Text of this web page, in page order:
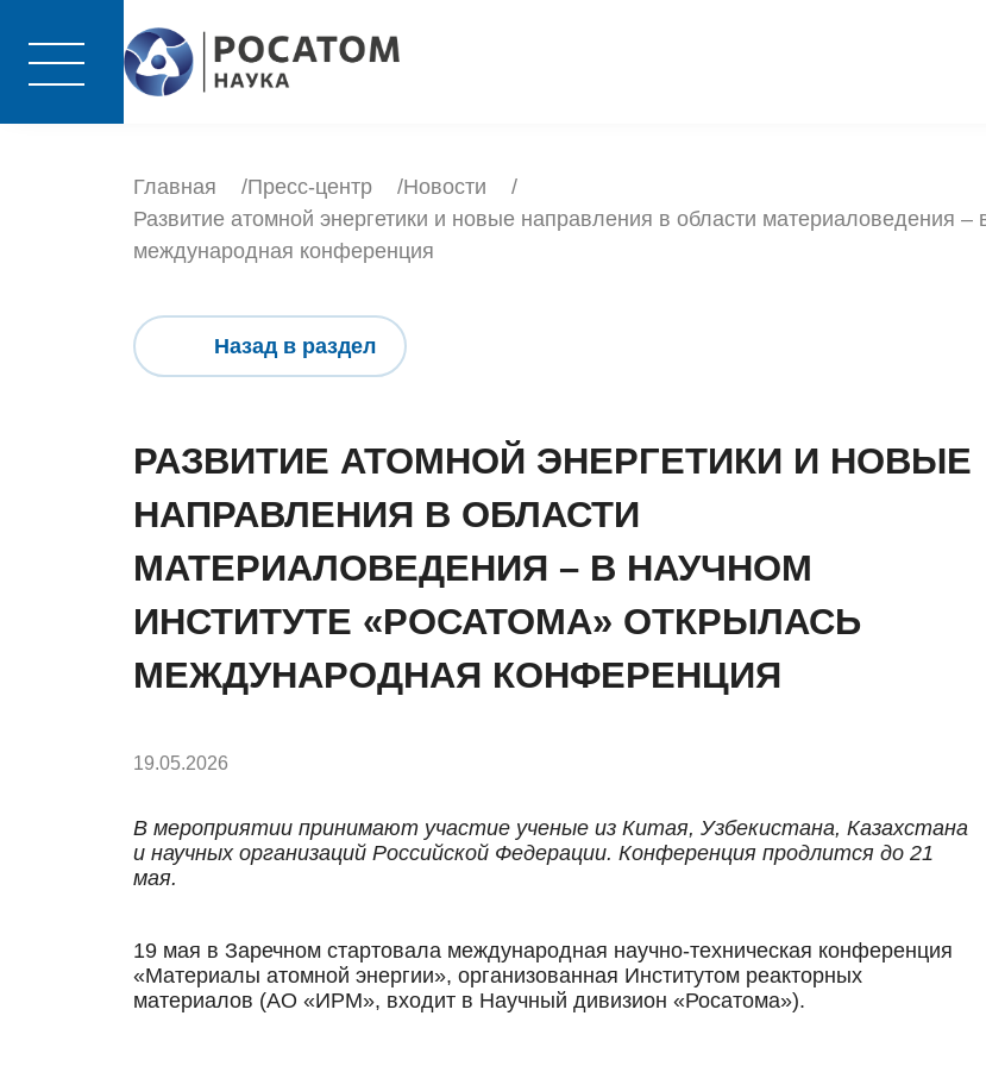
Главная Пресс-центр
Новости
Развитие атомной энергетики и новые направления в области материаловедения –
международная конференция
Назад в раздел
РАЗВИТИЕ АТОМНОЙ ЭНЕРГЕТИКИ И НОВЫЕ
НАПРАВЛЕНИЯ В ОБЛАСТИ
МАТЕРИАЛОВЕДЕНИЯ – В НАУЧНОМ
ИНСТИТУТЕ «РОСАТОМА» ОТКРЫЛАСЬ
МЕЖДУНАРОДНАЯ КОНФЕРЕНЦИЯ
19.05.2026
В мероприятии принимают участие ученые из Китая, Узбекистана, Казахстана
и научных организаций Российской Федерации. Конференция продлится до 21
мая.
19 мая в Заречном стартовала международная научно-техническая конференция
«Материалы атомной энергии», организованная Институтом реакторных
материалов (АО «ИРМ», входит в Научный дивизион «Росатома»).